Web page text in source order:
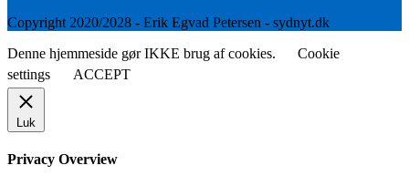
Copyright 2020/2028 - Erik Egvad Petersen - sydnyt.dk
Denne hjemmeside gør IKKE brug af cookies.
Cookie
settings
ACCEPT
Luk
Privacy Overview